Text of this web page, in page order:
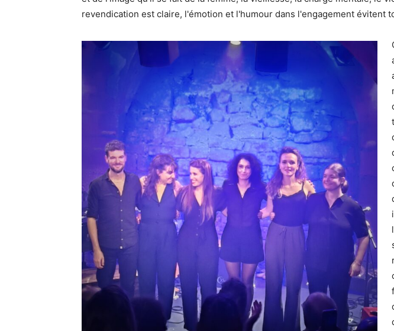
revendication est claire, l'émotion et l'humour dans l'engagement évitent